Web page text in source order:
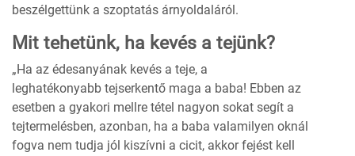
beszélgettünk a szoptatás árnyoldaláról.
Mit tehetünk, ha kevés a tejünk?
„Ha az édesanyának kevés a teje, a
leghatékonyabb tejserkentő maga a baba! Ebben az
esetben a gyakori mellre tétel nagyon sokat segít a
tejtermelésben, azonban, ha a baba valamilyen oknál
fogva nem tudja jól kiszívni a cicit, akkor fejést kell